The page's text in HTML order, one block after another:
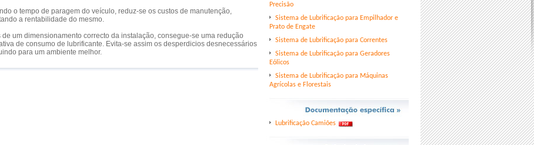
o tempo de paragem do veículo, reduz-se os custos de manutenção,
a rentabilidade do mesmo.
de um dimensionamento correcto da instalação, consegue-se uma redução
de consumo de lubrificante. Evita-se assim os desperdicios desnecessários
para um ambiente melhor.
Precisão
Sistema de Lubrificação para Empilhador e
Prato de Engate
Sistema de Lubrificação para Correntes
Sistema de Lubrificação para Geradores
Eólicos
Sistema de Lubrificação para Máquinas
Agrícolas e Florestais
Lubrificação Camiões